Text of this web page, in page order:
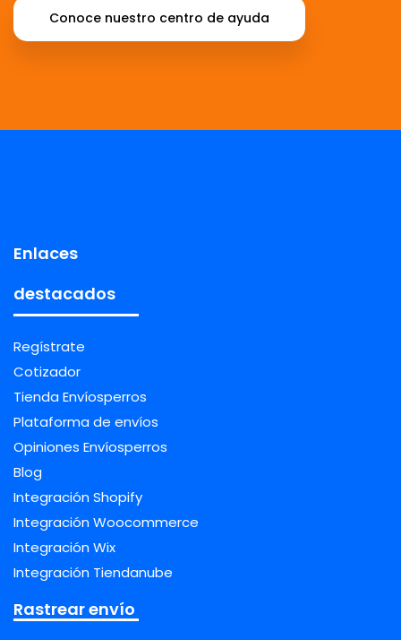
Conoce nuestro centro de ayuda
Enlaces
destacados
Regístrate
Cotizador
Tienda Envíosperros
Plataforma de envíos
Opiniones Envíosperros
Blog
Integración Shopify
Integración Woocommerce
Integración Wix
Integración Tiendanube
Rastrear envío